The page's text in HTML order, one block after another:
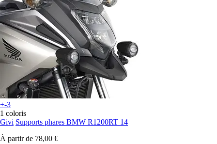
+-3
1 coloris
Givi Supports phares BMW R1200RT 14
À partir de 78,00 €